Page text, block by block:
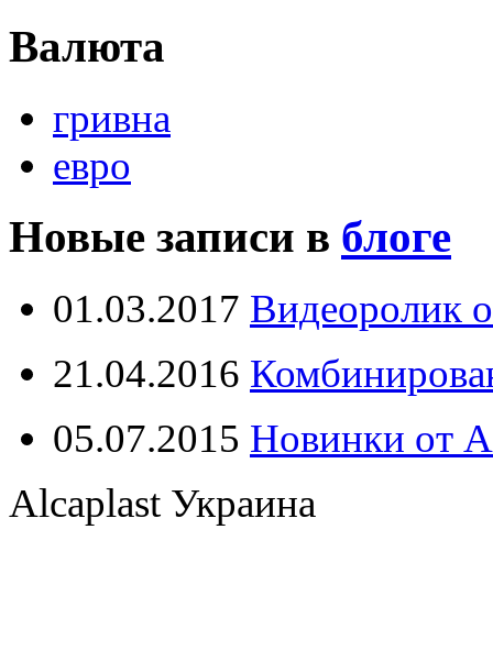
Валюта
гривна
евро
Новые записи в блоге
01.03.2017 Видеоролик
21.04.2016
05.07.2015 Новинки от
Alcaplast Украина